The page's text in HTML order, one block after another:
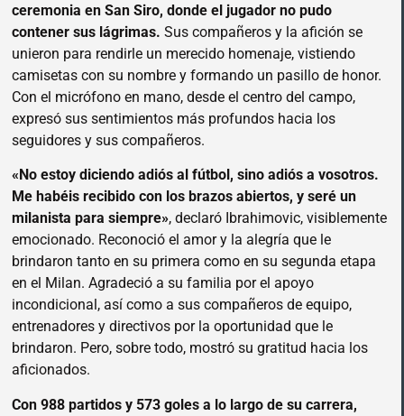
ceremonia en San Siro, donde el jugador no pudo
contener sus lágrimas. Sus compañeros y la afición se
unieron para rendirle un merecido homenaje, vistiendo
camisetas con su nombre y formando un pasillo de honor.
Con el micrófono en mano, desde el centro del campo,
expresó sus sentimientos más profundos hacia los
seguidores y sus compañeros.
«No estoy diciendo adiós al fútbol, sino adiós a vosotros.
Me habéis recibido con los brazos abiertos, y seré un
milanista para siempre», declaró Ibrahimovic, visiblemente
emocionado. Reconoció el amor y la alegría que le
brindaron tanto en su primera como en su segunda etapa
en el Milan. Agradeció a su familia por el apoyo
incondicional, así como a sus compañeros de equipo,
entrenadores y directivos por la oportunidad que le
brindaron. Pero, sobre todo, mostró su gratitud hacia los
aficionados.
Con 988 partidos y 573 goles a lo largo de su carrera,